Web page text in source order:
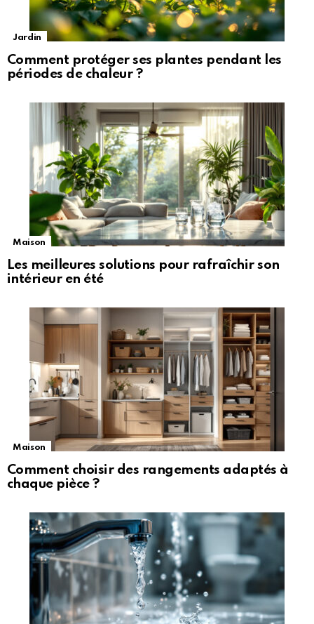
Jardin
Comment protéger ses plantes pendant les
périodes de chaleur ?
Maison
Les meilleures solutions pour rafraîchir son
intérieur en été
Maison
Comment choisir des rangements adaptés à
chaque pièce ?